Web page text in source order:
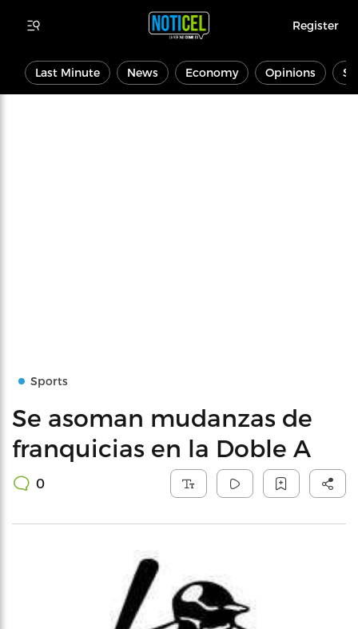
Register
Last Minute News Economy Opinions
Sports
Se asoman mudanzas de
franquicias en la Doble A
0